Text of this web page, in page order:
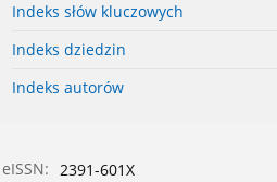
Indeks słów kluczowych
Indeks dziedzin
Indeks autorów
eISSN: 2391-601X